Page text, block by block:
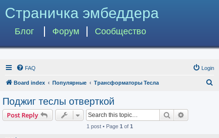
Страничка эмбеддера
Блог Форум Сообщество
FAQ Login
Board index Популярные Трансформаторы Тесла
Поджиг теслы отверткой
Post Reply Search
1 post • Page 1 of 1